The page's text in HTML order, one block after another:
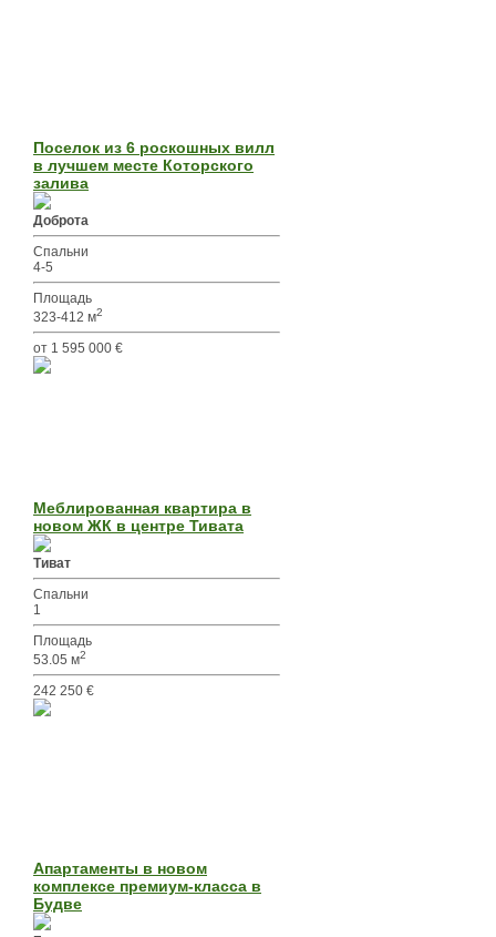
Поселок из 6 роскошных вилл
в лучшем месте Которского
залива
Доброта
Спальни
4-5
Площадь
323-412 м2
от 1 595 000 €
Меблированная квартира в
новом ЖК в центре Тивата
Тиват
Спальни
1
Площадь
53.05 м2
242 250 €
Апартаменты в новом
комплексе премиум-класса в
Будве